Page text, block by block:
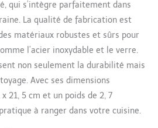
la cuisson douce à la vapeur
par rapport à la cuisson à
l’eau, préservant les saveurs
et nutriments pour l'enfant
EVOLUTIF : Ce robot
multifonctions s'adapte à
chaque phase de
l'alimentation de bébé, de la
naissance à la diversification
alimentaire, il mixe mouline
qui s’intègre parfaitement dans
La qualité de fabrication est
matériaux robustes et sûrs pour
l’acier inoxydable et le verre.
non seulement la durabilité mais
Avec ses dimensions
21, 5 cm et un poids de 2, 7
à ranger dans votre cuisine.